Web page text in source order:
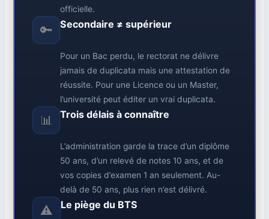
officielle.
🔑 Secondaire ≠ supérieur
Pour un Bac perdu, le rectorat ne délivre
jamais de duplicata mais une attestation de
réussite. Pour une Licence ou un Master,
l’université peut éditer un vrai duplicata.
📊 Trois délais à connaître
L’administration garde la trace d’un diplôme
50 ans, d’un relevé de notes 10 ans, et de
vos copies d’examen 1 an seulement. Au-
delà de 50 ans, plus rien n’est délivré.
⚠️ Le piège du BTS